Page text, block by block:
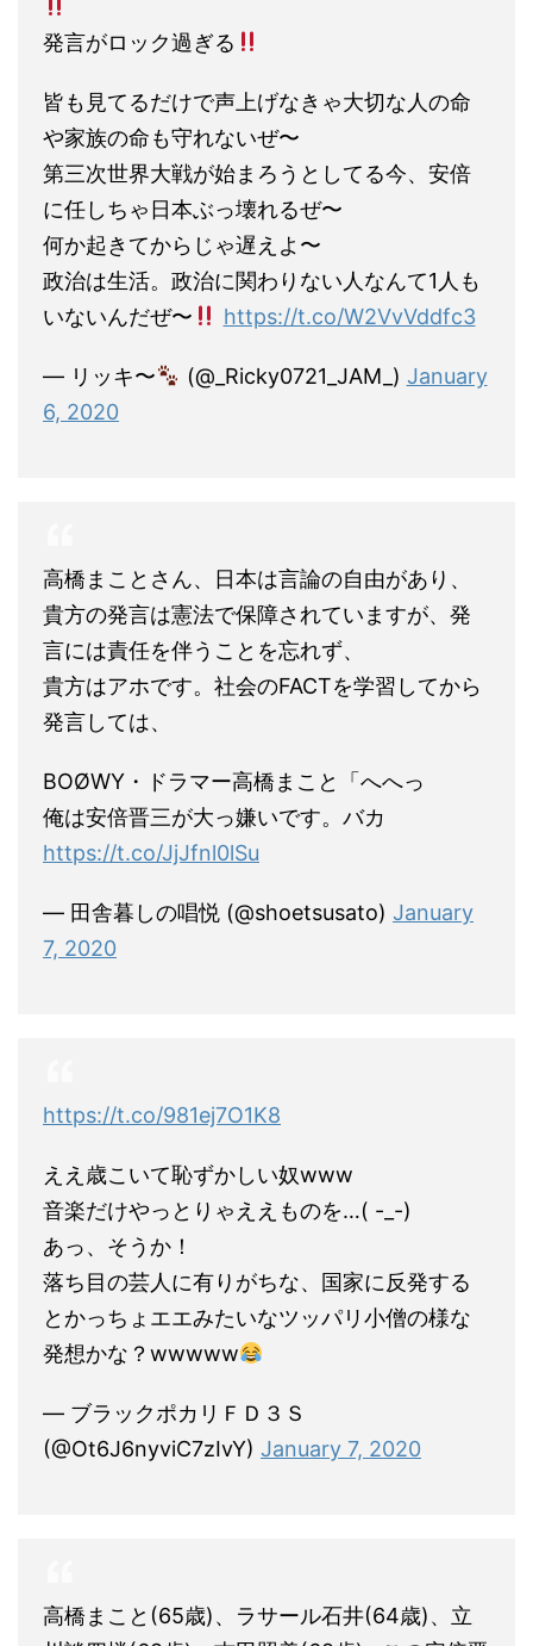
発言がロック過ぎる
皆も見てるだけで声上げなきゃ大切な人の命
や家族の命も守れないぜ〜
第三次世界大戦が始まろうとしてる今、安倍
に任しちゃ日本ぶっ壊れるぜ〜
何か起きてからじゃ遅えよ〜
政治は生活。政治に関わりない人なんて1人も
いないんだぜ〜
https://t.co/W2VvVddfc3
— リッキ〜 (@_Ricky0721_JAM_) January
6, 2020
高橋まことさん、日本は言論の自由があり、
貴方の発言は憲法で保障されていますが、発
言には責任を伴うことを忘れず、
貴方はアホです。社会のFACTを学習してから
発言しては、
BOØWY・ドラマー高橋まこと「へへっ
俺は安倍晋三が大っ嫌いです。バカ
https://t.co/JjJfnl0lSu
— 田舎暮しの唱悦 (@shoetsusato) January
7, 2020
https://t.co/981ej7O1K8
ええ歳こいて恥ずかしい奴www
音楽だけやっとりゃええものを…( -_-)
あっ、そうか！
落ち目の芸人に有りがちな、国家に反発する
とかっちょエエみたいなツッパリ小僧の様な
発想かな？wwwww
— ブラックポカリＦＤ３Ｓ
(@Ot6J6nyviC7zIvY) January 7, 2020
高橋まこと(65歳)、ラサール石井(64歳)、立